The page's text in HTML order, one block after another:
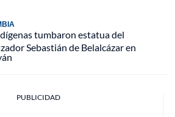
tumbaron estatua del
Sebastián de Belalcázar en
PUBLICIDAD